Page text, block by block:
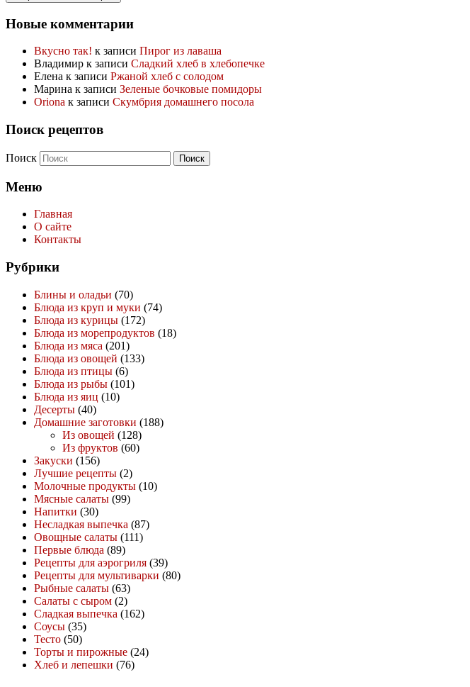
Новые комментарии
Вкусно так! к записи Пирог из лаваша
Владимир к записи Сладкий хлеб в хлебопечке
Елена к записи Ржаной хлеб с солодом
Марина к записи Зеленые бочковые помидоры
Oriona к записи Скумбрия домашнего посола
Поиск рецептов
Поиск
Меню
Главная
О сайте
Контакты
Рубрики
Блины и оладьи (70)
Блюда из круп и муки (74)
Блюда из курицы (172)
Блюда из морепродуктов (18)
Блюда из мяса (201)
Блюда из овощей (133)
Блюда из птицы (6)
Блюда из рыбы (101)
Блюда из яиц (10)
Десерты (40)
Домашние заготовки (188)
Из овощей (128)
Из фруктов (60)
Закуски (156)
Лучшие рецепты (2)
Молочные продукты (10)
Мясные салаты (99)
Напитки (30)
Несладкая выпечка (87)
Овощные салаты (111)
Первые блюда (89)
Рецепты для аэрогриля (39)
Рецепты для мультиварки (80)
Рыбные салаты (63)
Салаты с сыром (2)
Сладкая выпечка (162)
Соусы (35)
Тесто (50)
Торты и пирожные (24)
Хлеб и лепешки (76)